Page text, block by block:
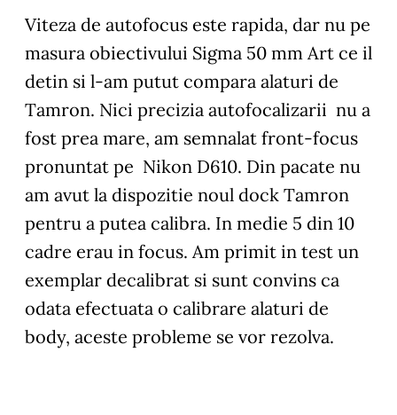
Viteza de autofocus este rapida, dar nu pe
masura obiectivului Sigma 50 mm Art ce il
detin si l-am putut compara alaturi de
Tamron. Nici precizia autofocalizarii nu a
fost prea mare, am semnalat front-focus
pronuntat pe Nikon D610. Din pacate nu
am avut la dispozitie noul dock Tamron
pentru a putea calibra. In medie 5 din 10
cadre erau in focus. Am primit in test un
exemplar decalibrat si sunt convins ca
odata efectuata o calibrare alaturi de
body, aceste probleme se vor rezolva.